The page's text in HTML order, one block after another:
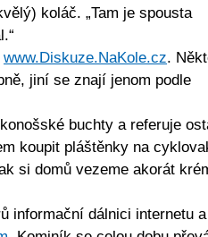
koláč. „Tam je spousta
www.Diskuze­.NaKole.cz.
jiní se znají jenom podle
buchty a referuje
koupit pláštěnky na
si domů vezeme akorát
informační dálnici internetu a